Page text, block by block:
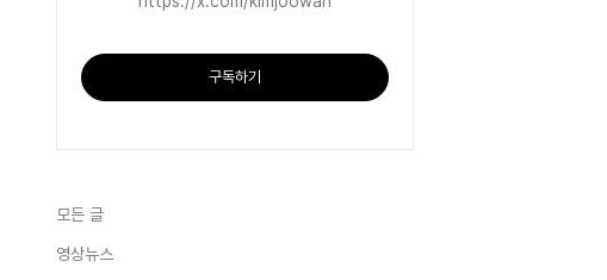
구독하기
모든 글
영상뉴스